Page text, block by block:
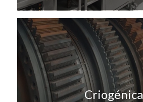
Criogénica